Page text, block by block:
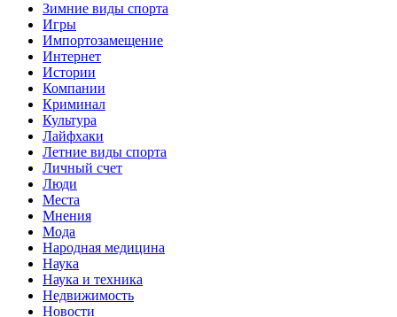
Зимние виды спорта
Игры
Импортозамещение
Интернет
Истории
Компании
Криминал
Культура
Лайфхаки
Летние виды спорта
Личный счет
Люди
Места
Мнения
Мода
Народная медицина
Наука
Наука и техника
Недвижимость
Новости